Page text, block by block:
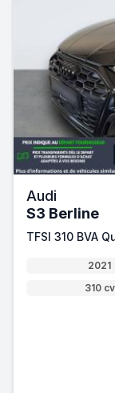
Audi
S3 Berline
TFSI 310 BVA
2021
310 cv